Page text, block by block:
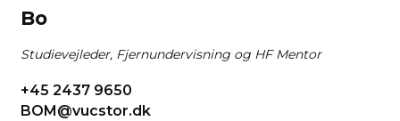
Bo
Studievejleder, Fjernundervisning og HF Mentor
+45 2437 9650
BOM@vucstor.dk